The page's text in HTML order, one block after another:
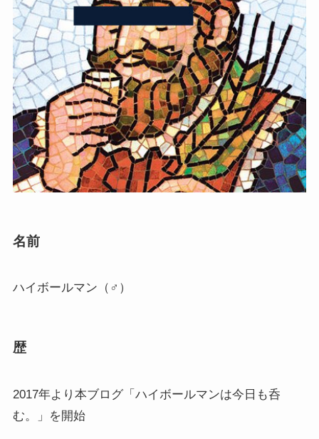
名前
ハイボールマン（♂）
歴
2017年より本ブログ「ハイボールマンは今日も呑
む。」を開始